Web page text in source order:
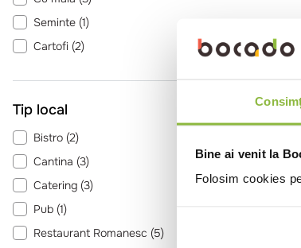
Bine ai venit la
Folosim cookies
Seminte (1)
Cartofi (2)
Tip local
Bistro (2)
Cantina (3)
Catering (3)
Pub (1)
Restaurant Romanesc (5)